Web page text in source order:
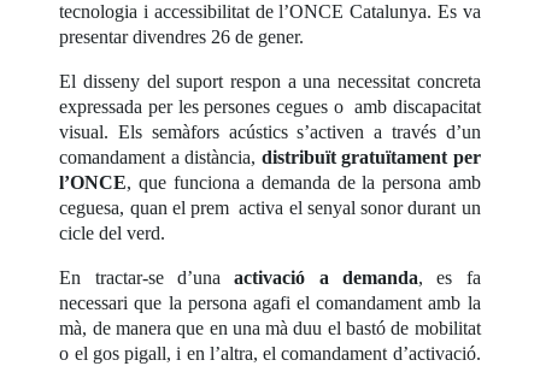
tecnologia i accessibilitat de l’ONCE Catalunya. Es va
presentar divendres 26 de gener.
El disseny del suport respon a una necessitat concreta
expressada per les persones cegues o amb discapacitat
visual. Els semàfors acústics s’activen a través d’un
comandament a distància, distribuït gratuïtament per
l’ONCE, que funciona a demanda de la persona amb
ceguesa, quan el prem activa el senyal sonor durant un
cicle del verd.
En tractar-se d’unaactivació a demanda, es fa
necessari que la persona agafi el comandament amb la
mà, de manera que en una mà duu el bastó de mobilitat
o el gos pigall, i en l’altra, el comandament d’activació.